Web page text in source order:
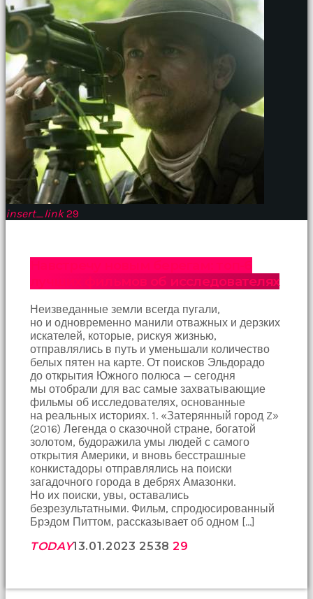
insert_link 29
лучших фильмов об исследователях
Неизведанные земли всегда пугали,
но и одновременно манили отважных и дерзких
искателей, которые, рискуя жизнью,
отправлялись в путь и уменьшали количество
белых пятен на карте. От поисков Эльдорадо
до открытия Южного полюса — сегодня
мы отобрали для вас самые захватывающие
фильмы об исследователях, основанные
на реальных историях. 1. «Затерянный город Z»
(2016) Легенда о сказочной стране, богатой
золотом, будоражила умы людей с самого
открытия Америки, и вновь бесстрашные
конкистадоры отправлялись на поиски
загадочного города в дебрях Амазонки.
Но их поиски, увы, оставались
безрезультатными. Фильм, спродюсированный
Брэдом Питтом, рассказывает об одном […]
TODAY13.01.2023 2538 29